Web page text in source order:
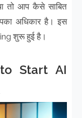
तो आप कैसे साबित
अधिकार है। इस
शुरू हुई है।
Start AI